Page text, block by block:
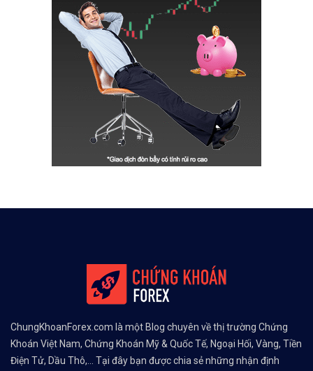
ChungKhoanForex.com là một Blog chuyên về thị trường Chứng
Khoán Việt Nam, Chứng Khoán Mỹ & Quốc Tế, Ngoại Hối, Vàng, Tiền
Điện Tử, Dầu Thô,... Tại đây bạn được chia sẻ những nhận định